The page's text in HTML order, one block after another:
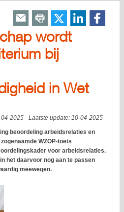
wordt
bij
in Wet
2025- Laatste update: 10-04-2025
beoordeling arbeidsrelaties en
WZOP-toets
voor arbeidsrelaties.
het daarvoor nog aan te passen
meewegen.